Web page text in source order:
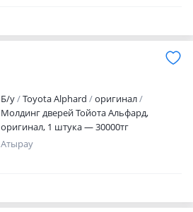
Б/y Toyota Alphard
оригинал
Молдинг дверей Тойота Альфард,
оригинал, 1 штука — 30000тг
Атырау